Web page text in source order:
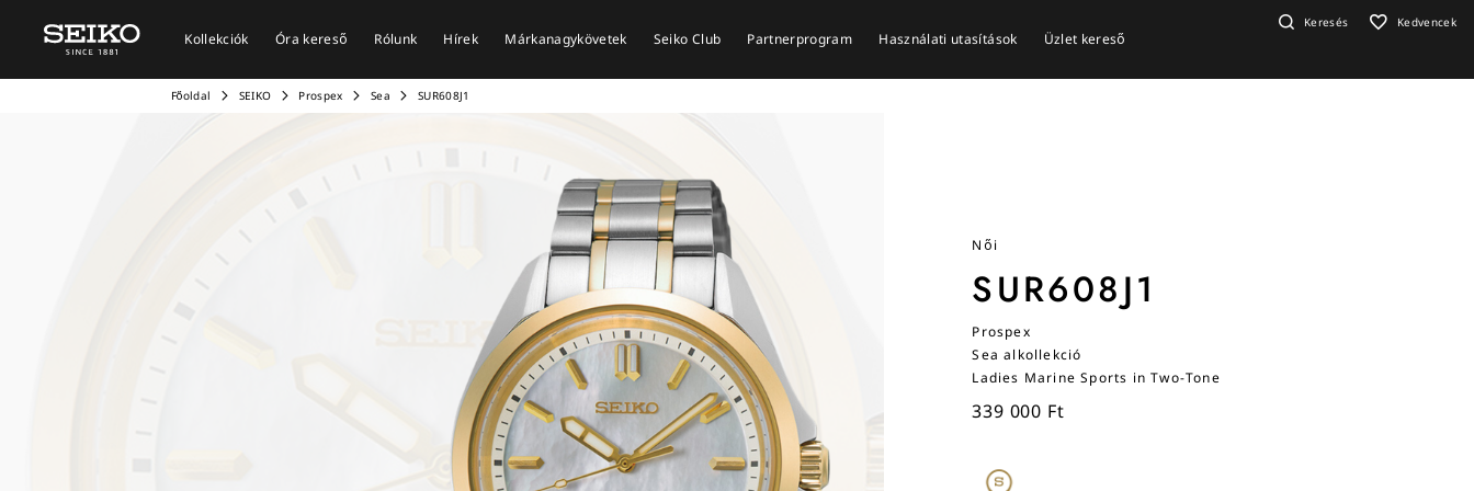
Kollekciók Óra kereső Rólunk Hírek Márkanagykövetek Seiko Club Partnerprogram Használati utasítások Üzlet kereső
Keresés Kedvencek
Főoldal SEIKO Prospex Sea SUR608J1
Női
SUR608J1
Prospex
Sea alkollekció
Ladies Marine Sports in Two-Tone
339 000 Ft